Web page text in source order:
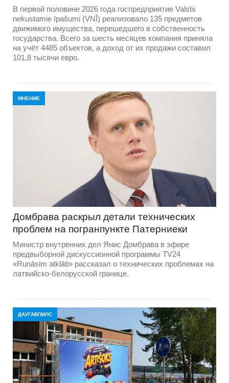
В первой половине 2026 года госпредприятие Valsts
nekustamie īpašumi (VNĪ) реализовало 135 предметов
движимого имущества, перешедшего в собственность
государства. Всего за шесть месяцев компания приняла
на учёт 4485 объектов, а доход от их продажи составил
101,8 тысячи евро.
МНЕНИЕ
Домбравa раскрыл детали технических
проблем на погранпункте Патерниеки
Министр внутренних дел Янис Домбрава в эфире
предвыборной дискуссионной программы TV24
«Runāsim atklāti» рассказал о технических проблемах на
латвийско-белорусской границе.
ДАУГАВПИЛС